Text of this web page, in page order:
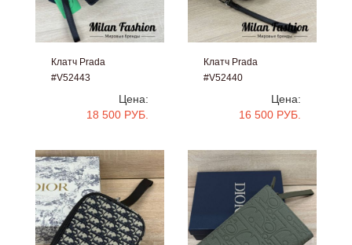
Клатч Prada
#V52443
Цена:
18 500 РУБ.
Клатч Prada
#V52440
Цена:
16 500 РУБ.